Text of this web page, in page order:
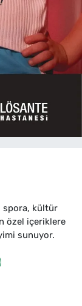
spora, kültür
özel içeriklere
sunuyor.